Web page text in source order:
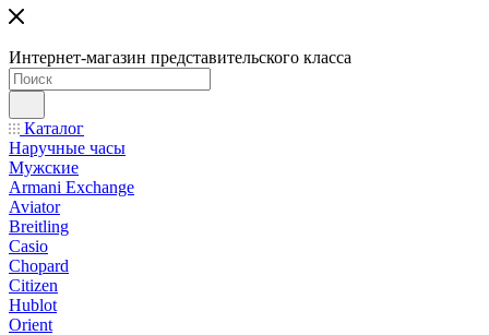
Интернет-магазин представительского класса
Каталог
Наручные часы
Мужские
Armani Exchange
Aviator
Breitling
Casio
Chopard
Citizen
Hublot
Orient